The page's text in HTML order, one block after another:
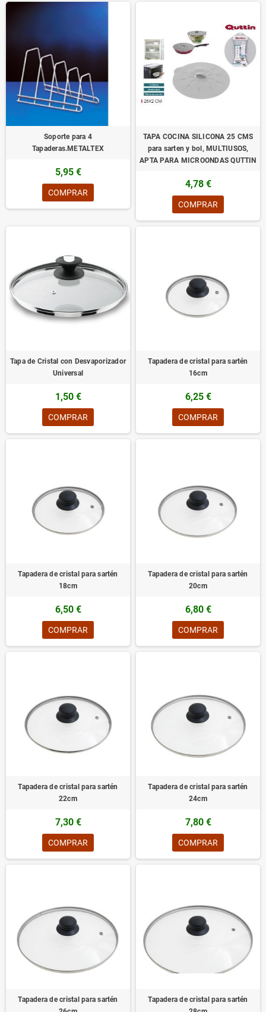
Soporte para 4
Tapaderas.METALTEX
5,95 €
COMPRAR
TAPA COCINA SILICONA 25 CMS
para sarten y bol, MULTIUSOS,
APTA PARA MICROONDAS QUTTIN
4,78 €
COMPRAR
Tapa de Cristal con Desvaporizador
Universal
1,50 €
COMPRAR
Tapadera de cristal para sartén
16cm
6,25 €
COMPRAR
Tapadera de cristal para sartén
18cm
6,50 €
COMPRAR
Tapadera de cristal para sartén
20cm
6,80 €
COMPRAR
Tapadera de cristal para sartén
22cm
7,30 €
COMPRAR
Tapadera de cristal para sartén
24cm
7,80 €
COMPRAR
Tapadera de cristal para sartén
Tapadera de cristal para sartén